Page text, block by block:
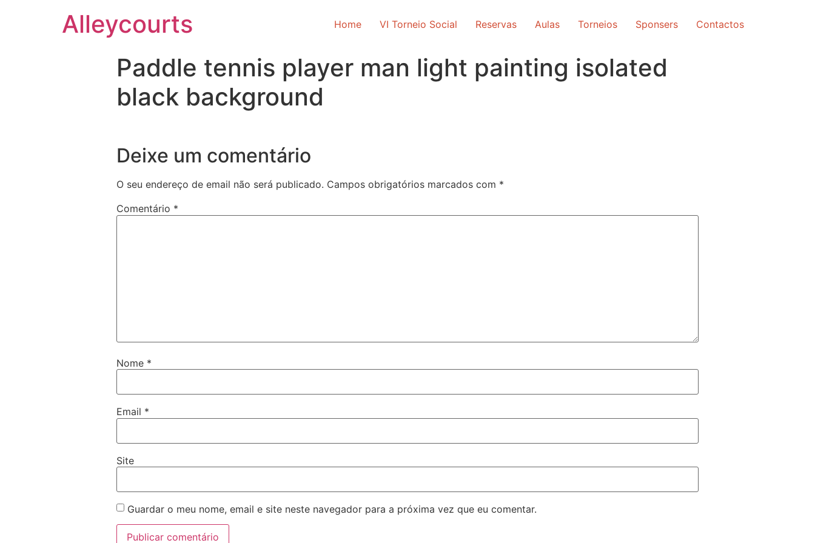
Alleycourts Home VI Torneio Social Reservas Aulas Torneios Sponsers Contactos
Paddle tennis player man light painting isolated
black background
Deixe um comentário
O seu endereço de email não será publicado. Campos obrigatórios marcados com *
Comentário *
Nome *
Email *
Site
Guardar o meu nome, email e site neste navegador para a próxima vez que eu comentar.